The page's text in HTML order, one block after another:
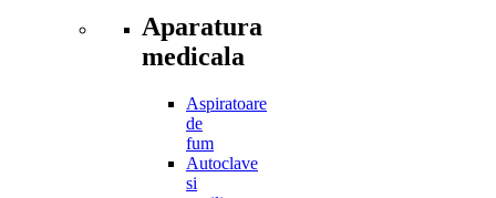
Aparatura
medicala
Aspiratoare
de
fum
Autoclave
si